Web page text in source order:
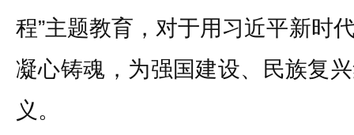
程”主题教育，对于用习近平新时
凝心铸魂，为强国建设、民族复
义。